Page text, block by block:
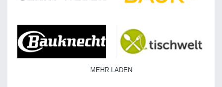
MEHR LADEN